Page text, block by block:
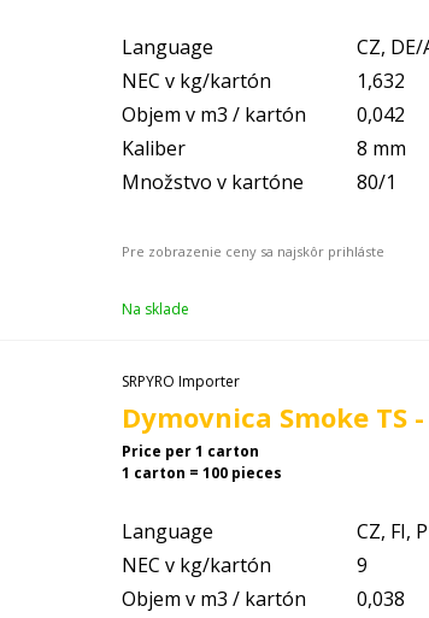
Language
CZ, DE/
NEC v kg/kartón
1,632
Objem v m3 / kartón
0,042
Kaliber
8 mm
Množstvo v kartóne
80/1
Na sklade
SRPYRO Importer
Dymovnica Smoke TS
Price per 1 carton
1 carton = 100 pieces
Language
CZ, FI,
NEC v kg/kartón
9
Objem v m3 / kartón
0,038